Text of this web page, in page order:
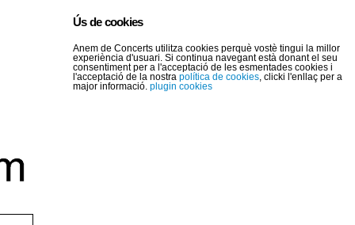
Ús de cookies
Anem de Concerts utilitza cookies perquè vostè tingui la millor
experiència d'usuari. Si continua navegant està donant el seu
consentiment per a l'acceptació de les esmentades cookies i
l'acceptació de la nostra política de cookies, clicki l'enllaç per a
major informació. plugin cookies